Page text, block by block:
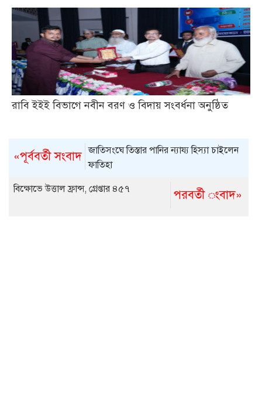
রাবি ইইই বিভাগে নবীন বরণ ও বিদায় সংবর্ধনা অনুষ্ঠিত
«পূর্ববর্তী সংবাদ জাতিসংঘে তিস্তার পানির ন্যায্য হিস্যা চাইলেন
ফাতিহা
পরবর্তী ংবাদ»
বিক্ষোভে উত্তাল ফ্রান্স, গ্রেপ্তার ৪৫৭